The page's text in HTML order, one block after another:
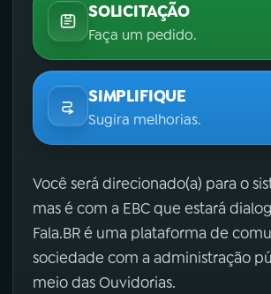
SOLICITAÇÃO
Faça um pedido.
SIMPLIFIQUE
Sugira melhorias.
Você será direcionado(a) para o
mas é com a EBC que estará
Fala.BR é uma plataforma de
sociedade com a administração
meio das Ouvidorias.